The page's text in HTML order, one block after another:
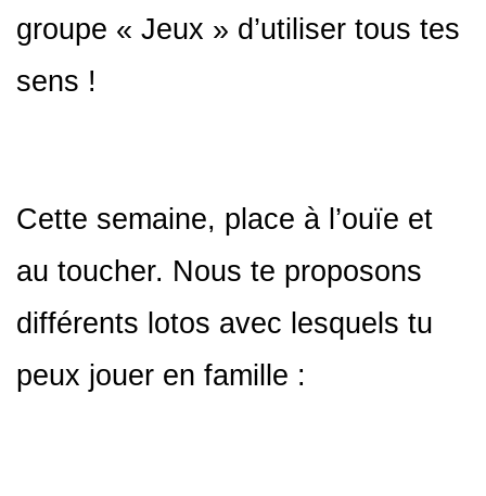
groupe « Jeux » d’utiliser tous tes
sens !
Cette semaine, place à l’ouïe et
au toucher. Nous te proposons
différents lotos avec lesquels tu
peux jouer en famille :